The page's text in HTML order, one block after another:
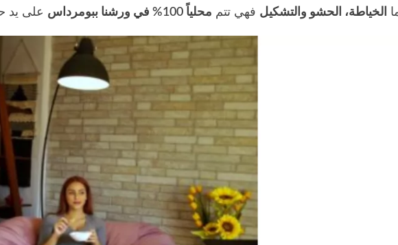
الخياطة، الحشو والتشكيل فهي تتم محلياً 100% في ورشنا ببومرداس